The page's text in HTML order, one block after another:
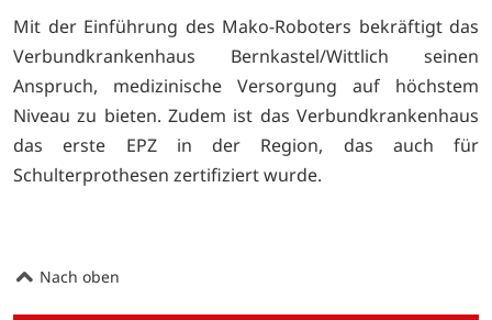
Mit der Einführung des Mako-Roboters bekräftigt das
Verbundkrankenhaus Bernkastel/Wittlich seinen
Anspruch, medizinische Versorgung auf höchstem
Niveau zu bieten. Zudem ist das Verbundkrankenhaus
das erste EPZ in der Region, das auch für
Schulterprothesen zertifiziert wurde.
Nach oben